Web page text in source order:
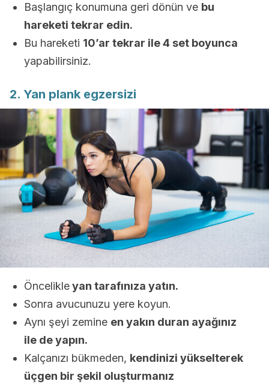
Başlangıç ​​konumuna geri dönün ve bu
hareketi tekrar edin.
Bu hareketi 10’ar tekrar ile 4 set boyunca
yapabilirsiniz.
2. Yan plank egzersizi
Öncelikleyan tarafınıza yatın.
Sonra avucunuzu yere koyun.
Aynı şeyi zemine en yakın duran ayağınız
ile de yapın.
Kalçanızı bükmeden, kendinizi yükselterek
üçgen bir şekil oluşturmanız